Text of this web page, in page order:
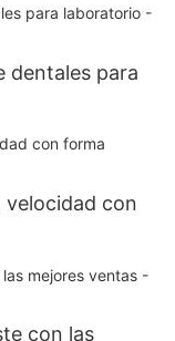
dentales para
velocidad con
con las